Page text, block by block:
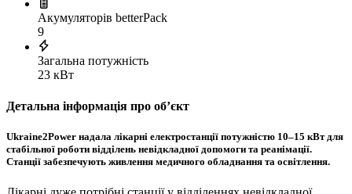
Акумуляторів betterPack
9
Загальна потужність
23 кВт
Детальна інформація про обʼєкт
Ukraine2Power надала лікарні електростанції потужністю 10–15 кВт для
стабільної роботи відділень невідкладної допомоги та реанімації.
Станції забезпечують живлення медичного обладнання та освітлення.